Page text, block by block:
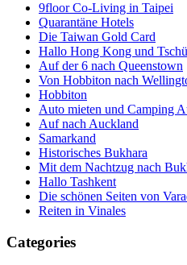
9floor Co-Living in Taipei
Quarantäne Hotels
Die Taiwan Gold Card
Hallo Hong Kong und
Auf der 6 nach Queenstown
Von Hobbiton nach
Hobbiton
Auto mieten und Camping
Auf nach Auckland
Samarkand
Historisches Bukhara
Mit dem Nachtzug nach
Hallo Tashkent
Die schönen Seiten von
Reiten in Vinales
Categories